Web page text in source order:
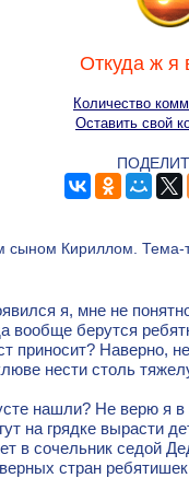
Откуда ж я
Количество
Оставить свой
сыном Кириллом. Тема-
я, мне не
вообще берутся
приносит? Наверно,
нести столь
нашли? Не верю я в
на грядке вырасти
в сочельник седой
стран